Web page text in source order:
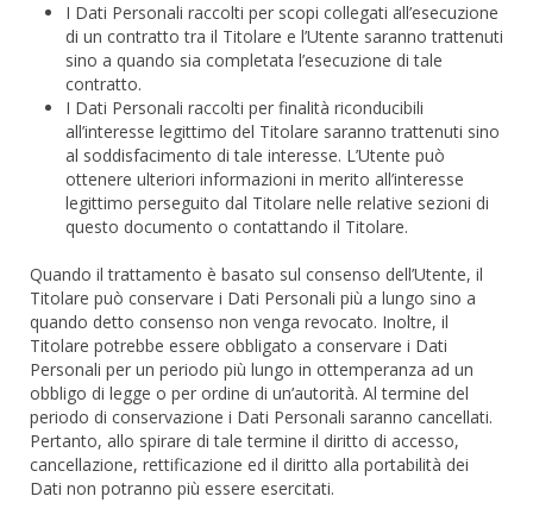
I Dati Personali raccolti per scopi collegati all’esecuzione
di un contratto tra il Titolare e l’Utente saranno trattenuti
sino a quando sia completata l’esecuzione di tale
contratto.
I Dati Personali raccolti per finalità riconducibili
all’interesse legittimo del Titolare saranno trattenuti sino
al soddisfacimento di tale interesse. L’Utente può
ottenere ulteriori informazioni in merito all’interesse
legittimo perseguito dal Titolare nelle relative sezioni di
questo documento o contattando il Titolare.
Quando il trattamento è basato sul consenso dell’Utente, il
Titolare può conservare i Dati Personali più a lungo sino a
quando detto consenso non venga revocato. Inoltre, il
Titolare potrebbe essere obbligato a conservare i Dati
Personali per un periodo più lungo in ottemperanza ad un
obbligo di legge o per ordine di un’autorità. Al termine del
periodo di conservazione i Dati Personali saranno cancellati.
Pertanto, allo spirare di tale termine il diritto di accesso,
cancellazione, rettificazione ed il diritto alla portabilità dei
Dati non potranno più essere esercitati.